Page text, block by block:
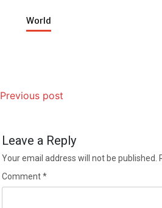
World
Previous post
Leave a Reply
Your email address will not be published.
Comment*